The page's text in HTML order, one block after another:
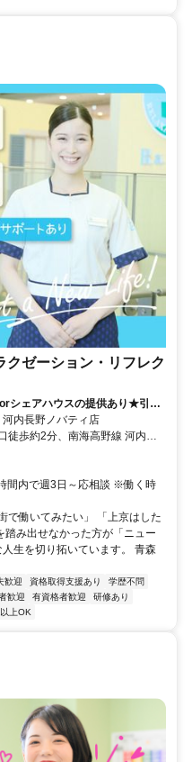
クゼーション・リフレク
シェアハウスの提供あり★引越
内長野ノバティ店
徒歩約2分、南海高野線 河内長
市町西出口徒歩約24分 最寄
間内で週3日～応相談 ※働く時
で働いてみたい」 「上京はした
み出せなかった方が「ニュー
生を切り拓いています。 青森
歓迎 資格取得支援あり
学歴不問
歓迎 有資格者歓迎
研修あり
上OK